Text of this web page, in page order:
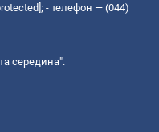
; - телефон — (044)
середина".